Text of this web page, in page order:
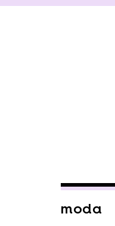
moda